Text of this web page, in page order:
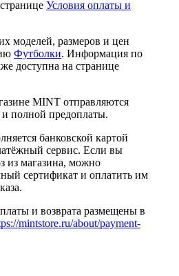
Условия оплаты и
моделей, размеров и цен
Футболки. Информация по
доступна на странице
MINT отправляются
полной предоплаты.
банковской картой
сервис. Если вы
из магазина, можно
сертификат и оплатить им
и возврата размещены в
mintstore.ru/about/payment-